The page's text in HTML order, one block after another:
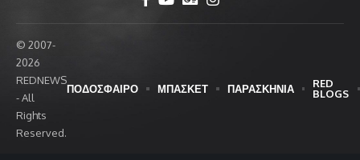
© 2007-
2026
REDNEWS
- All
Rights
Reserved.
ΠΟΔΟΣΦΑΙΡΟ ΜΠΑΣΚΕΤ ΠΑΡΑΣΚΗΝΙΑ
RED
BLOGS